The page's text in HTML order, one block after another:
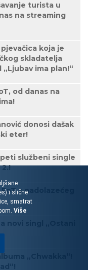
turista u
na streaming
koja je
skladatelja
ima plan!“
od danas na
donosi dašak
eter!
službeni single
s nadolazećeg
novi singl „Ostani
„Chwakka“!
i slične
smatrat
Više